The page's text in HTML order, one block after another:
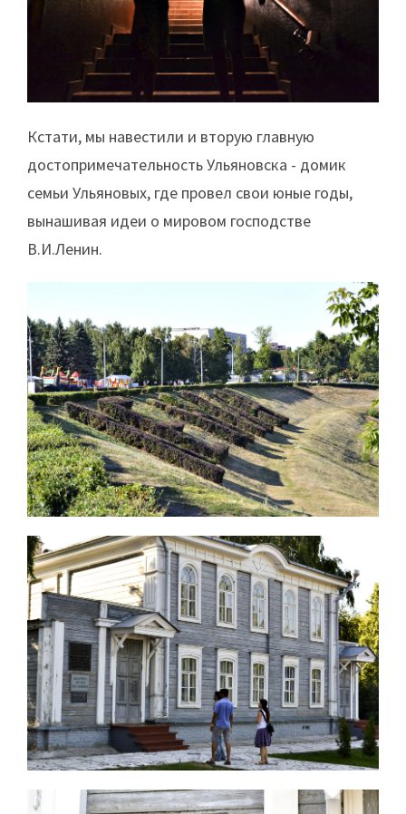
Кстати, мы навестили и вторую главную
достопримечательность Ульяновска - домик
семьи Ульяновых, где провел свои юные годы,
вынашивая идеи о мировом господстве
В.И.Ленин.